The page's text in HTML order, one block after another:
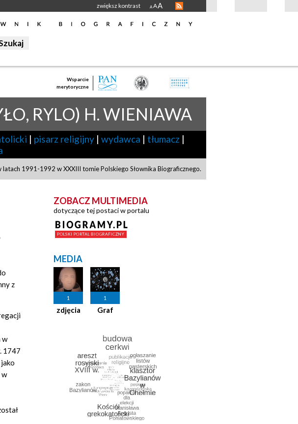
zwiększ kontrast A AA
Wsparcie
merytoryczne
RYLO) H. WIENIAWA
| pisarz religijny | wydawca | tłumacz |
1991-1992 w XXXIII tomie Polskiego Słownika Biograficznego.
z
w
1747
w
ZOBACZ MULTIMEDIA
dotyczące tej postaci w portalu
MEDIA
1
zdjęcia
1
Graf